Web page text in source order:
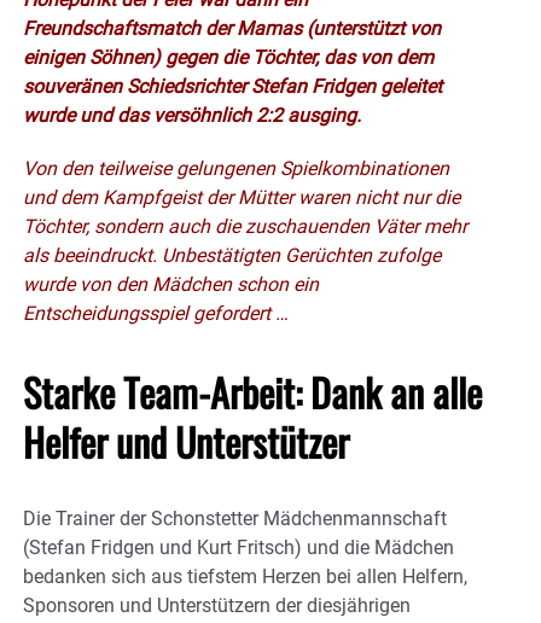
Freundschaftsmatch der Mamas (unterstützt von
einigen Söhnen) gegen die Töchter, das von dem
souveränen Schiedsrichter Stefan Fridgen geleitet
wurde und das versöhnlich 2:2 ausging.
Von den teilweise gelungenen Spielkombinationen
und dem Kampfgeist der Mütter waren nicht nur die
Töchter, sondern auch die zuschauenden Väter mehr
als beeindruckt. Unbestätigten Gerüchten zufolge
wurde von den Mädchen schon ein
Entscheidungsspiel gefordert …
Starke Team-Arbeit: Dank an alle
Helfer und Unterstützer
Die Trainer der Schonstetter Mädchenmannschaft
(Stefan Fridgen und Kurt Fritsch) und die Mädchen
bedanken sich aus tiefstem Herzen bei allen Helfern,
Sponsoren und Unterstützern der diesjährigen